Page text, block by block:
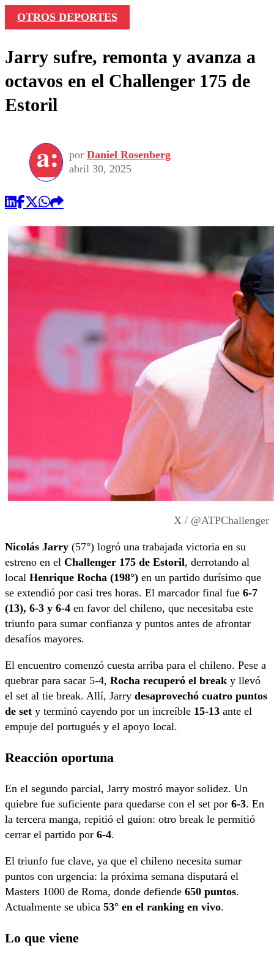
OTROS DEPORTES
Jarry sufre, remonta y avanza a
octavos en el Challenger 175 de
Estoril
por Daniel Rosenberg
abril 30, 2025
X / @ATPChallenger
Nicolás Jarry (57°) logró una trabajada victoria en su
estreno en el Challenger 175 de Estoril, derrotando al
local Henrique Rocha (198°) en un partido durísimo que
se extendió por casi tres horas. El marcador final fue 6-7
(13), 6-3 y 6-4 en favor del chileno, que necesitaba este
triunfo para sumar confianza y puntos antes de afrontar
desafíos mayores.
El encuentro comenzó cuesta arriba para el chileno. Pese a
quebrar para sacar 5-4, Rocha recuperó el break y llevó
el set al tie break. Allí, Jarry desaprovechó cuatro puntos
de set y terminó cayendo por un increíble 15-13 ante el
empuje del portugués y el apoyo local.
Reacción oportuna
En el segundo parcial, Jarry mostró mayor solidez. Un
quiebre fue suficiente para quedarse con el set por 6-3. En
la tercera manga, repitió el guion: otro break le permitió
cerrar el partido por 6-4.
El triunfo fue clave, ya que el chileno necesita sumar
puntos con urgencia: la próxima semana disputará el
Masters 1000 de Roma, donde defiende 650 puntos.
Actualmente se ubica 53° en el ranking en vivo.
Lo que viene